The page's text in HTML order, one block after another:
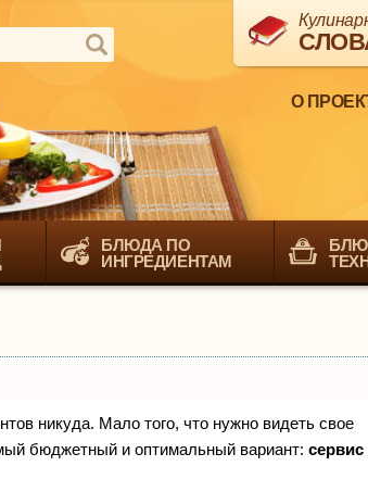
О
БЛЮДА ПО
ИНГРЕДИЕНТАМ
никуда. Мало того, что нужно видеть свое
бюджетный и оптимальный вариант: сервис